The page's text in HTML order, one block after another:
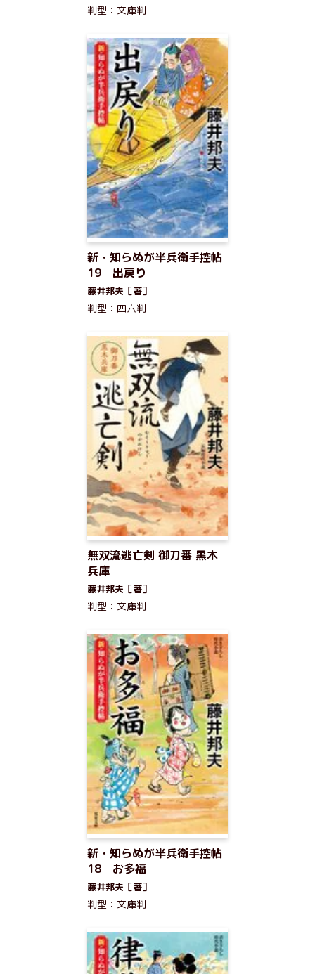
判型：文庫判
新・知らぬが半兵衛手控帖
19 出戻り
藤井邦夫［著］
判型：四六判
無双流逃亡剣 御刀番 黒木
兵庫
藤井邦夫［著］
判型：文庫判
新・知らぬが半兵衛手控帖
18 お多福
藤井邦夫［著］
判型：文庫判